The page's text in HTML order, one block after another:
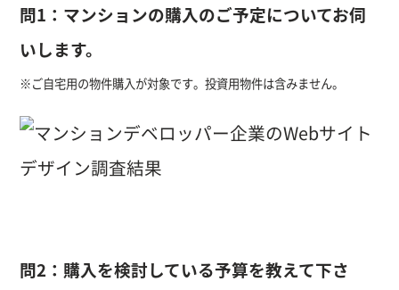
問1：マンションの購入のご予定についてお伺
いします。
※ご自宅用の物件購入が対象です。投資用物件は含みません。
問2：購入を検討している予算を教えて下さ